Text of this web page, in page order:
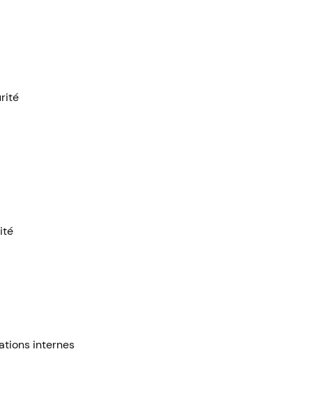
internes